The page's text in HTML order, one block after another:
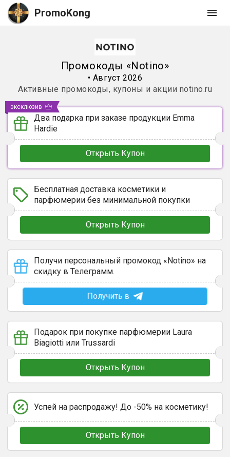
PromoKong
Промокоды «Notino»
• Август 2026
Активные промокоды, купоны и акции notino.ru
Два подарка при заказе продукции Emma
Hardie
Открыть Купон
эксклюзив
Бесплатная доставка косметики и
парфюмерии без минимальной покупки
Открыть Купон
Получи персональный промокод «Notino» на
скидку в Телеграмм.
Получить в
Подарок при покупке парфюмерии Laura
Biagiotti или Trussardi
Открыть Купон
Успей на распродажу! До -50% на косметику!
Открыть Купон